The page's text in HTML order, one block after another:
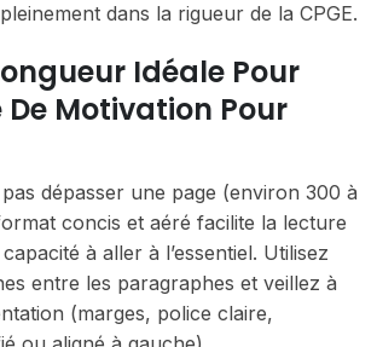
dans la rigueur de la CPGE.
Idéale Pour
De Motivation Pour
dépasser une page (environ 300 à
concis et aéré facilite la lecture
à aller à l’essentiel. Utilisez
entre les paragraphes et veillez à
(marges, police claire,